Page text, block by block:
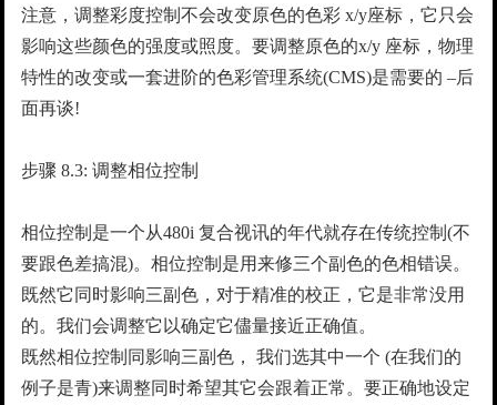
注意，调整彩度控制不会改变原色的色彩 x/y座标，它只会
影响这些颜色的强度或照度。要调整原色的x/y 座标，物理
特性的改变或一套进阶的色彩管理系统(CMS)是需要的 –后
面再谈!
步骤 8.3: 调整相位控制
相位控制是一个从480i 复合视讯的年代就存在传统控制(不
要跟色差搞混)。相位控制是用来修三个副色的色相错误。
既然它同时影响三副色，对于精准的校正，它是非常没用
的。我们会调整它以确定它儘量接近正确值。
既然相位控制同影响三副色， 我们选其中一个 (在我们的
例子是青)来调整同时希望其它会跟着正常。要正确地设定